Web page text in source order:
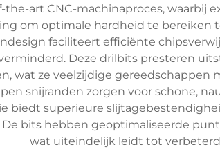
art CNC-machinaproces, waarbij
om optimale hardheid te bereiken
faciliteert efficiënte
Deze drilbits presteren
wat ze veelzijdige gereedschappen
snijranden zorgen voor schone,
biedt superieure
bits hebben geoptimaliseerde
wat uiteindelijk leidt tot